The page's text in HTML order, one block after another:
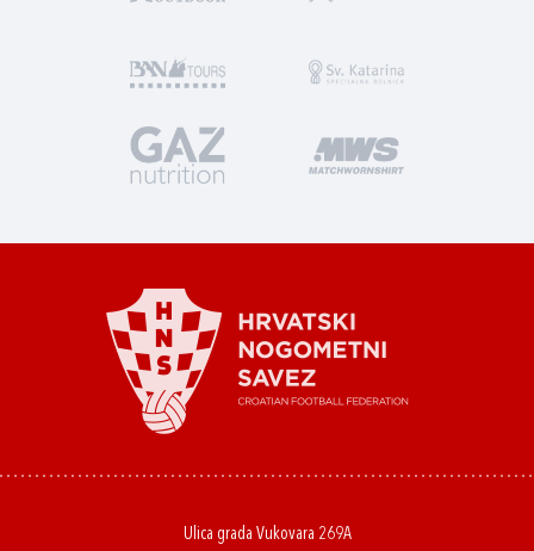
Ulica grada Vukovara 269A